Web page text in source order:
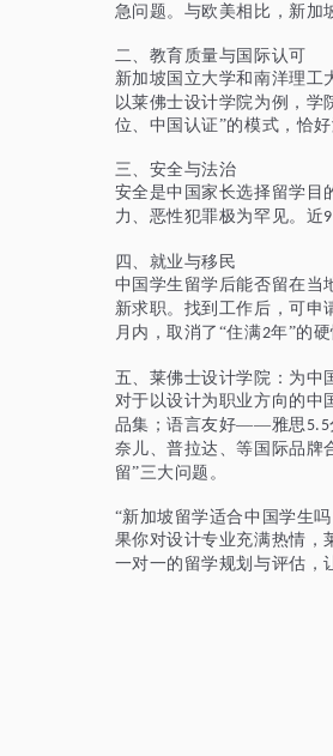
急问题。与欧美相比，新加
二、教育质量与国际认可
新加坡国立大学和南洋理工
以莱佛士设计学院为例，
位、中国认证”的模式，恰
三、安全与法治
安全是中国家长选择留学目
力、恶性犯罪极为罕见。近
四、就业与移民
中国学生留学后能否留在当
新求职。找到工作后，可申
月内，取消了“住满2年”的
五 、莱佛士设计学院：为中
对于以设计为职业方向的中
品集；语言友好——雅思 5.5
奈儿、普拉达、等国际品
留”三大问题。
“新加坡留学适合中国学生
果你对设计专业充满热情，
一对一的留学规划与评估，